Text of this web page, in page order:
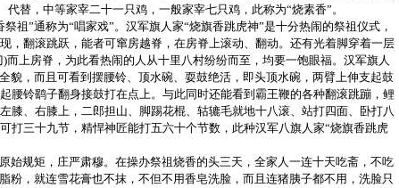
代替，中等家宰二十一只鸡，一般家宰七只鸡，此称为“烧素香”。
”通称为“唱家戏”。汉军旗人家“烧旗香跳虎神”是十分热闹的祭祖仪式，
，翻滚跳跃，能者可窜房越脊，在房脊上滚动、翻动。还有光着脚穿着一层
上房脊，为此看热闹的人从十里八村纷纷而至，均要一饱眼福。汉军旗人
貌，而且可看到摆腰铃、顶水碗、耍鼓绝活，即头顶水碗，两臂上伸支起鼓
腰铃鹞子翻身接鼓打在点上。与此同时还能看到霸王鞭的各种翻滚跳蹦，鲤
膝、右膝上，二郎担山、脚踢花棍、轱辘毛就地十八滚、站打四面、卧打八
打三十九节，精悍神匠能打五六十个节数，此种汉军八旗人家“烧旗香跳虎
规矩，庄严肃穆。在操办祭祖烧香的头三天，全家人一连十天吃斋，不吃
粉，就连雪花膏也不抹，不但不用香皂洗脸，而且连猪胰子都不用，洗脸只